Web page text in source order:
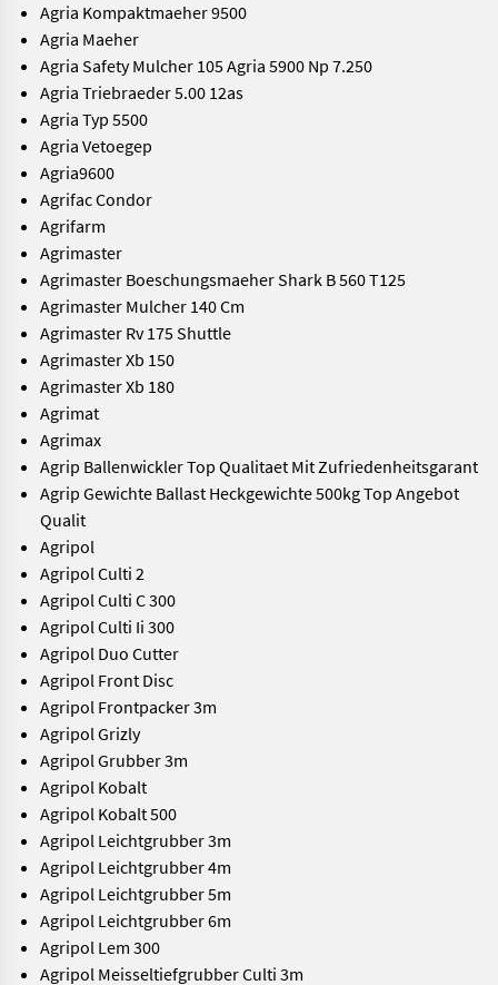
Agria Kompaktmaeher 9500
Agria Maeher
Agria Safety Mulcher 105 Agria 5900 Np 7.250
Agria Triebraeder 5.00 12as
Agria Typ 5500
Agria Vetoegep
Agria9600
Agrifac Condor
Agrifarm
Agrimaster
Agrimaster Boeschungsmaeher Shark B 560 T125
Agrimaster Mulcher 140 Cm
Agrimaster Rv 175 Shuttle
Agrimaster Xb 150
Agrimaster Xb 180
Agrimat
Agrimax
Agrip Ballenwickler Top Qualitaet Mit Zufriedenheitsgarant
Agrip Gewichte Ballast Heckgewichte 500kg Top Angebot
Qualit
Agripol
Agripol Culti 2
Agripol Culti C 300
Agripol Culti Ii 300
Agripol Duo Cutter
Agripol Front Disc
Agripol Frontpacker 3m
Agripol Grizly
Agripol Grubber 3m
Agripol Kobalt
Agripol Kobalt 500
Agripol Leichtgrubber 3m
Agripol Leichtgrubber 4m
Agripol Leichtgrubber 5m
Agripol Leichtgrubber 6m
Agripol Lem 300
Agripol Meisseltiefgrubber Culti 3m